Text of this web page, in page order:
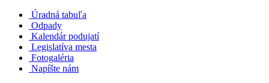
Úradná tabuľa
Odpady
Kalendár podujatí
Legislatíva mesta
Fotogaléria
Napíšte nám